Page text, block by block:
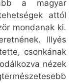
a magyar
attól
mondanak ki.
Illyés
csonkának
nézek